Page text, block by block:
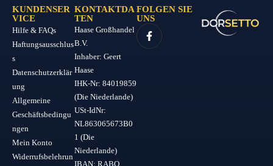
KUNDENSER
VICE
Hilfe & FAQs
Haftungsausschlus
s
Datenschutzerklär
ung
Allgemeine
Geschäftsbedingu
ngen
Mein Konto
Widerrufsbelehrun
KONTAKTDA
TEN
Haase Großhandel
B.V.
Inhaber: Geert
Haase
IHK-Nr: 84019859
(Die Niederlande)
USt-IdNr:
NL863065673B0
1 (Die
Niederlande)
IBAN: RABO
FOLGEN SIE
UNS